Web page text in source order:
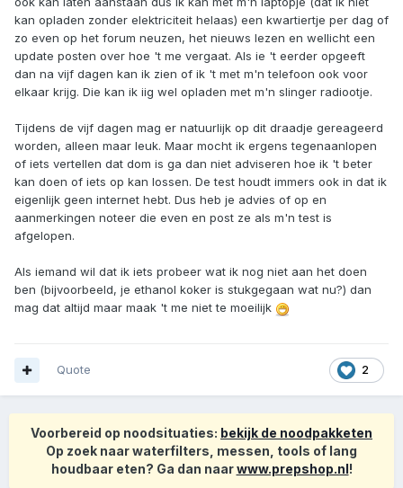
kan opladen zonder elektriciteit helaas) een kwartiertje per dag of
zo even op het forum neuzen, het nieuws lezen en wellicht een
update posten over hoe 't me vergaat. Als ie 't eerder opgeeft
dan na vijf dagen kan ik zien of ik 't met m'n telefoon ook voor
elkaar krijg. Die kan ik iig wel opladen met m'n slinger radiootje.
Tijdens de vijf dagen mag er natuurlijk op dit draadje gereageerd
worden, alleen maar leuk. Maar mocht ik ergens tegenaanlopen
of iets vertellen dat dom is ga dan niet adviseren hoe ik 't beter
kan doen of iets op kan lossen. De test houdt immers ook in dat ik
eigenlijk geen internet hebt. Dus heb je advies of op en
aanmerkingen noteer die even en post ze als m'n test is
afgelopen.
Als iemand wil dat ik iets probeer wat ik nog niet aan het doen
ben (bijvoorbeeld, je ethanol koker is stukgegaan wat nu?) dan
mag dat altijd maar maak 't me niet te moeilijk
2
Quote
Voorbereid op noodsituaties: bekijk de noodpakketen
Op zoek naar waterfilters, messen, tools of lang
houdbaar eten? Ga dan naarwww.prepshop.nl!